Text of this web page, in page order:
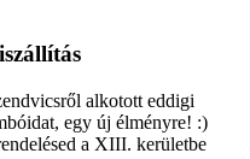
alkotott eddigi
egy új élményre! :)
a XIII. kerületbe